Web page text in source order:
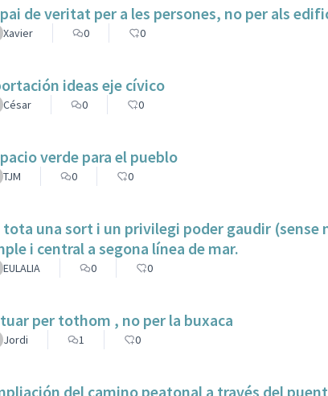
de veritat per a les persones, no per als
Xavier 0 0
ideas eje cívico
César 0 0
verde para el pueblo
TJM 0 0
tota una sort i un privilegi poder gaudir (sense
i central a segona línea de mar.
EULALIA 0 0
per tothom , no per la buxaca
Jordi 1 0
del camino peatonal a través del